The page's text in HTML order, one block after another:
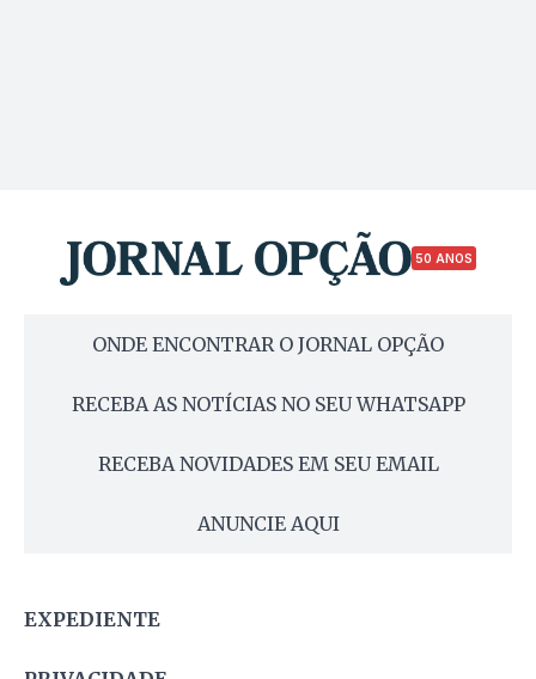
50 ANOS
ONDE ENCONTRAR O JORNAL OPÇÃO
RECEBA AS NOTÍCIAS NO SEU WHATSAPP
RECEBA NOVIDADES EM SEU EMAIL
ANUNCIE AQUI
EXPEDIENTE